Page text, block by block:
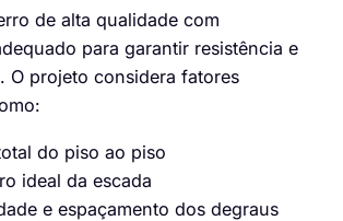
de alta qualidade com
para garantir resistência e
O projeto considera fatores
do piso ao piso
ideal da escada
e espaçamento dos degraus